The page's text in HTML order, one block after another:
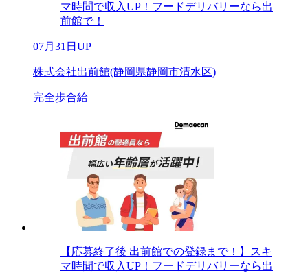
マ時間で収入UP！フードデリバリーなら出
前館で！
07月31日UP
株式会社出前館(静岡県静岡市清水区)
完全歩合給
【応募終了後 出前館での登録まで！】スキ
マ時間で収入UP！フードデリバリーなら出